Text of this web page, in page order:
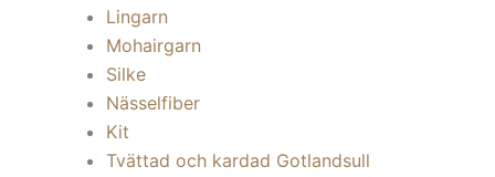
Lingarn
Mohairgarn
Silke
Nässelfiber
Kit
Tvättad och kardad Gotlandsull